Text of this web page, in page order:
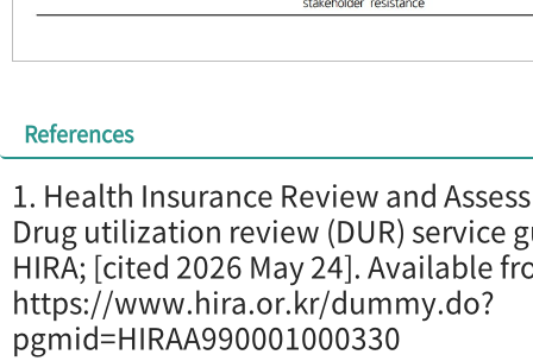
References
1. Health Insurance Review and
Drug utilization review (DUR) service
HIRA; [cited 2026 May 24]. Available
https://www.hira.or.kr/dummy.do?
pgmid=HIRAA990001000330